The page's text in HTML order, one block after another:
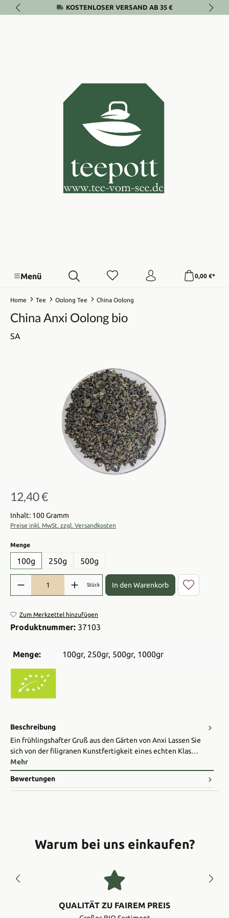
Zum Hauptinhalt springenKOSTENLOSER VERSAND AB 35 €
Menü 0,00 €*
Home Tee Oolong Tee China Oolong
China Anxi Oolong bio
SA
Bildergalerie überspringen
Regulärer Preis:
12,40 €
Inhalt: 100 Gramm
Preise inkl. MwSt. zzgl. Versandkosten
Mengeauswählen
100g 250g 500g
Produkt Anzahl: Gib den gewünschten Wert ein oder benutze die
Stück In den Warenkorb
Zum Merkzettel hinzufügen
Produktnummer: 37103
Menge: 100gr, 250gr, 500gr, 1000gr
Beschreibung
Ein frühlingshafter Gruß aus den Gärten von Anxi ​Lassen Sie
sich von der filigranen Kunstfertigkeit eines echten Klas…
Mehr
Bewertungen
Warum bei uns einkaufen?
QUALITÄT ZU FAIREM PREIS